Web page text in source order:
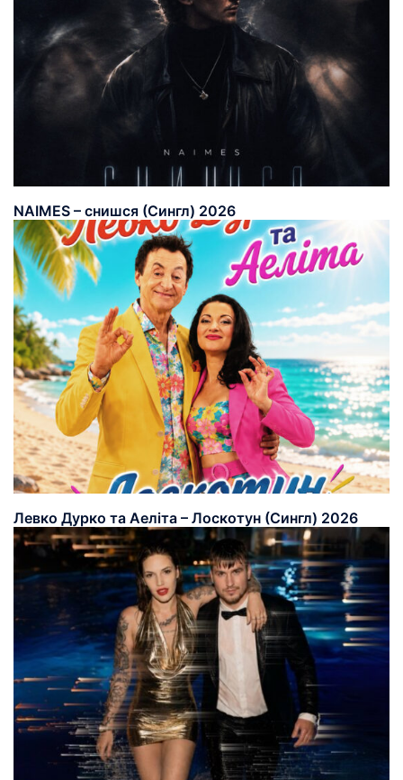
NAIMES – снишся (Сингл) 2026
Левко Дурко та Аеліта – Лоскотун (Сингл) 2026